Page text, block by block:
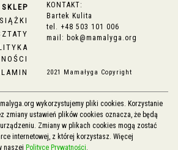
SKLEP
KONTAKT:
Bartek Kulita
tel. +48 503 101 006
mail: bok@mamalyga.org
2021 Mamałyga Copyright
wykorzystujemy pliki cookies. Korzystanie
zmiany ustawień plików cookies oznacza, że będą
Zmiany w plikach cookies mogą zostać
internetowej, z której korzystasz. Więcej
naszej Polityce Prywatności.